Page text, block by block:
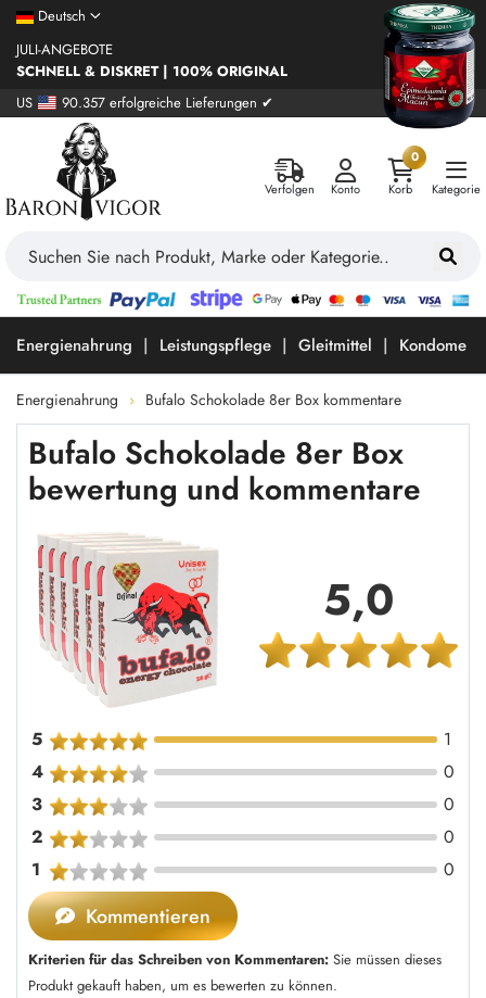
Deutsch
JULI-ANGEBOTE
SCHNELL & DISKRET | 100% ORIGINAL
US
90.357 erfolgreiche Lieferungen ✔
Verfolgen Konto
0
Korb
Kategorie
Energienahrung Leistungspflege Gleitmittel Kondome
Energienahrung Bufalo Schokolade 8er Box kommentare
Bufalo Schokolade 8er Box
bewertung und kommentare
5,0
5
1
4
0
3
0
2
0
1
0
Kommentieren
Kriterien für das Schreiben von Kommentaren: Sie müssen dieses
Produkt gekauft haben, um es bewerten zu können.